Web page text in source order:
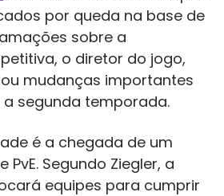
por queda na base de
sobre a
o diretor do jogo,
mudanças importantes
segunda temporada.
é a chegada de um
Segundo Ziegler, a
equipes para cumprir